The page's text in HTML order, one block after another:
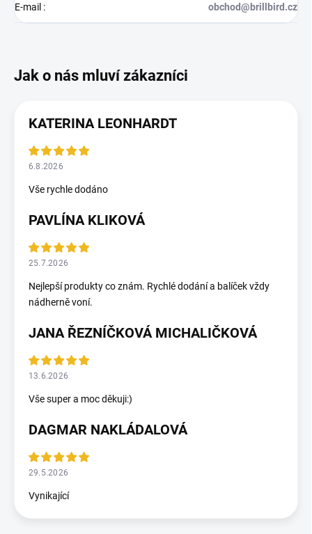
E-mail : obchod@brillbird.cz
KATERINA LEONHARDT
6.8.2026
Vše rychle dodáno
PAVLÍNA KLIKOVÁ
25.7.2026
Nejlepší produkty co znám. Rychlé dodání a balíček vždy
nádherně voní.
JANA ŘEZNÍČKOVÁ MICHALIČKOVÁ
13.6.2026
Vše super a moc děkuji:)
DAGMAR NAKLÁDALOVÁ
29.5.2026
Vynikající